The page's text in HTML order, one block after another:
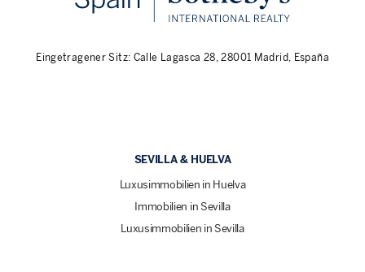
Eingetragener Sitz: Calle Lagasca 28, 28001 Madrid, España
SEVILLA & HUELVA
Luxusimmobilien in Huelva
Immobilien in Sevilla
Luxusimmobilien in Sevilla